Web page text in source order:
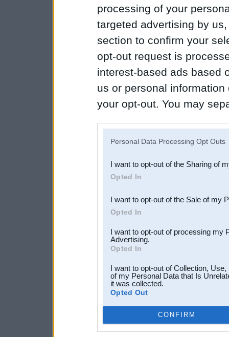
processing of your
targeted advertising by
section to confirm your
opt-out request is
interest-based ads based
us or personal
your opt-out. You may
Downstream Participants
third parties.
Personal Data Processing Opt Outs
I want to opt-out of the Sharing of
Opted In
I want to opt-out of the Sale of my
Opted In
I want to opt-out of processing my
Advertising.
Opted In
I want to opt-out of Collection,
of my Personal Data that Is
it was collected.
Opted Out
CONFIRM